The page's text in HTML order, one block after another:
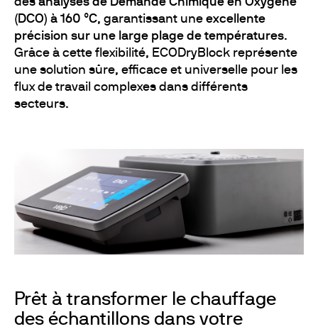
(DCO) à 160 °C, garantissant une excellente
précision sur une large plage de températures.
Grâce à cette flexibilité, ECODryBlock représente
une solution sûre, efficace et universelle pour les
flux de travail complexes dans différents
secteurs.
Prêt à transformer le chauffage
des échantillons dans votre